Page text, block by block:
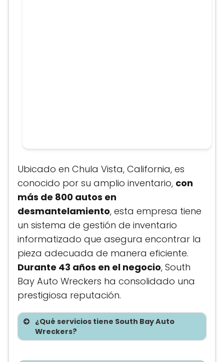
Ubicado en Chula Vista, California, es
conocido por su amplio inventario, con
más de 800 autos en
desmantelamiento, esta empresa tiene
un sistema de gestión de inventario
informatizado que asegura encontrar la
pieza adecuada de manera eficiente.
Durante 43 años en el negocio, South
Bay Auto Wreckers ha consolidado una
prestigiosa reputación.
¿Qué servicios tiene South Bay Auto
Wreckers?